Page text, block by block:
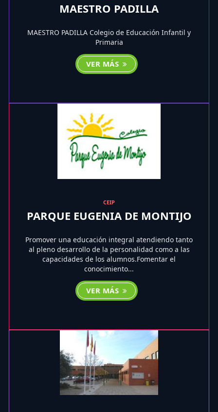
MAESTRO PADILLA
MAESTRO PADILLA Colegio de Educación Infantil y
Primaria
VER MÁS
CEIP
PARQUE EUGENIA DE MONTIJO
Promover una educación integral atendiendo tanto
al pleno desarrollo de la personalidad como a las
capacidades de los alumnos.Fomentar el
conocimiento...
VER MÁS